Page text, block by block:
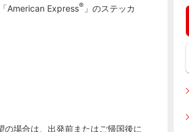
American Express® 」のステッカ
場合は、出発前またはご帰国後に